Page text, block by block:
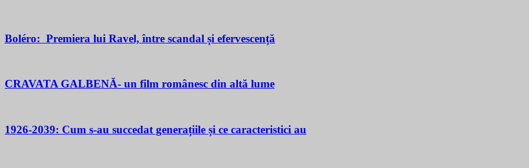
Boléro: Premiera lui Ravel, între scandal și efervescență
CRAVATA GALBENĂ- un film românesc din altă lume
1926-2039: Cum s-au succedat generațiile și ce caracteristici au